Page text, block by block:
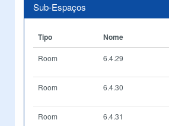
Sub-Espaços
Tipo Nome
Room 6.4.29
Room 6.4.30
Room 6.4.31